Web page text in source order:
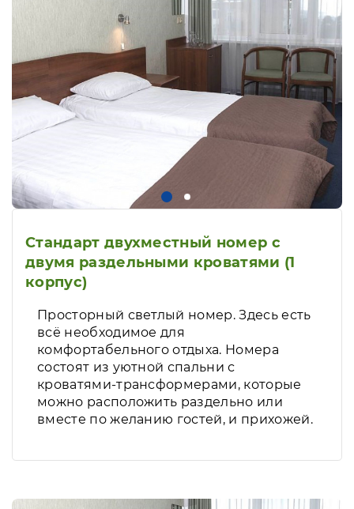
Стандарт двухместный номер с
двумя раздельными кроватями (1
корпус)
Просторный светлый номер. Здесь есть
всё необходимое для
комфортабельного отдыха. Номера
состоят из уютной спальни с
кроватями-трансформерами, которые
можно расположить раздельно или
вместе по желанию гостей, и прихожей.